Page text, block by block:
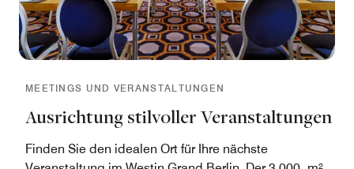
MEETINGS UND VERANSTALTUNGEN
Ausrichtung stilvoller Veranstaltungen
Finden Sie den idealen Ort für Ihre nächste